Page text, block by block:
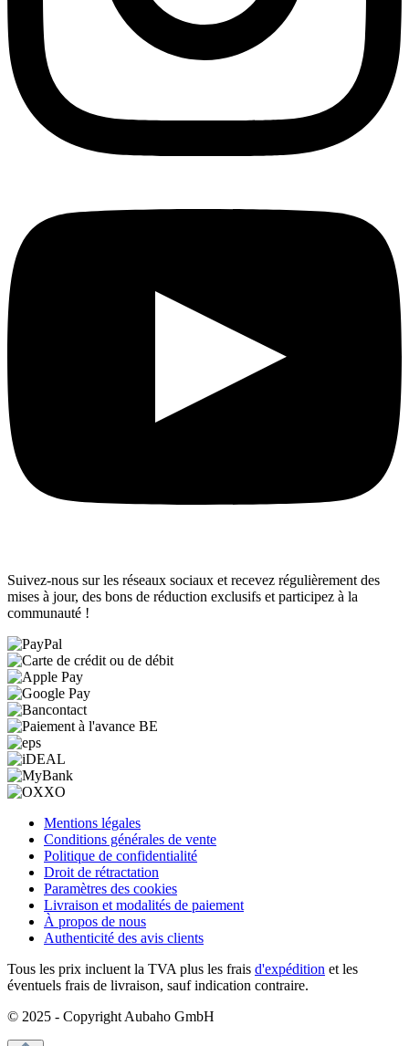
Suivez-nous sur les réseaux sociaux et recevez régulièrement des
mises à jour, des bons de réduction exclusifs et participez à la
communauté !
Mentions légales
Conditions générales de vente
Politique de confidentialité
Droit de rétractation
Paramètres des cookies
Livraison et modalités de paiement
À propos de nous
Authenticité des avis clients
Tous les prix incluent la TVA plus les frais d'expédition et les
éventuels frais de livraison, sauf indication contraire.
© 2025 - Copyright Aubaho GmbH